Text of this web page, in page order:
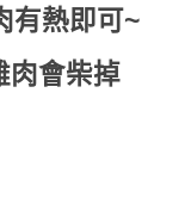
有熱即可~
肉會柴掉